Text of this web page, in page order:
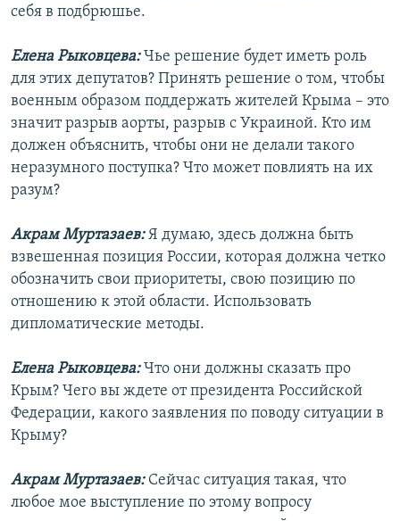
себя в подбрюшье.
Елена Рыковцева:Чье решение будет иметь роль
для этих депутатов? Принять решение о том, чтобы
военным образом поддержать жителей Крыма – это
значит разрыв аорты, разрыв с Украиной. Кто им
должен объяснить, чтобы они не делали такого
неразумного поступка? Что может повлиять на их
разум?
Акрам Муртазаев:Я думаю, здесь должна быть
взвешенная позиция России, которая должна четко
обозначить свои приоритеты, свою позицию по
отношению к этой области. Использовать
дипломатические методы.
Елена Рыковцева:Что они должны сказать про
Крым? Чего вы ждете от президента Российской
Федерации, какого заявления по поводу ситуации в
Крыму?
Акрам Муртазаев: Сейчас ситуация такая, что
любое мое выступление по этому вопросу